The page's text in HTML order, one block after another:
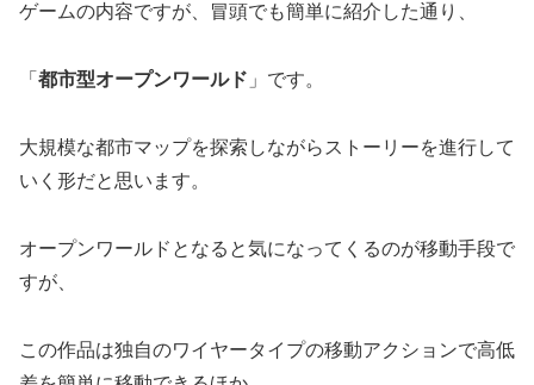
ゲームの内容ですが、冒頭でも簡単に紹介した通り、
「 都市型オープンワールド 」です。
大規模な都市マップを探索しながらストーリーを進行して
いく形だと思います。
オープンワールドとなると気になってくるのが移動手段で
すが、
この作品は独自のワイヤータイプの移動アクションで高低